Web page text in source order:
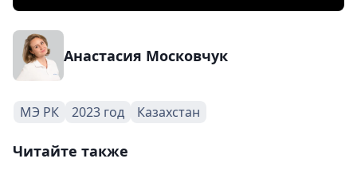
Анастасия Московчук
МЭ РК 2023 год Казахстан
Читайте также